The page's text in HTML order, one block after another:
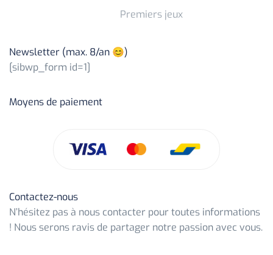
Premiers jeux
Newsletter (max. 8/an 😊)
[sibwp_form id=1]
Moyens de paiement
Contactez-nous
N’hésitez pas à nous contacter pour toutes informations
! Nous serons ravis de partager notre passion avec vous.